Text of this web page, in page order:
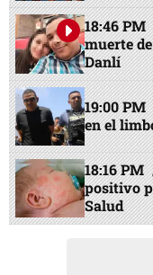
18:46 PM
muerte
Danlí
19:00 PM
en el
18:16 PM
positivo
Salud